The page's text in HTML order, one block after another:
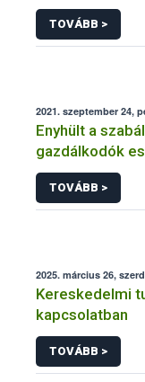
TOVÁBB >
2021. szeptember 24,
Enyhült a
gazdálkodók
TOVÁBB >
2025. március 26,
Kereskedelmi
kapcsolatban
TOVÁBB >